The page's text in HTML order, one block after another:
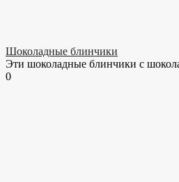
Шоколадные блинчики
Эти шоколадные блинчики с
0